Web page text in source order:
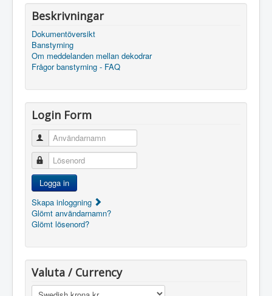
Beskrivningar
Dokumentöversikt
Banstyrning
Om meddelanden mellan dekodrar
Frågor banstyrning - FAQ
Login Form
Användarnamn
Lösenord
Logga in
Skapa inloggning
Glömt användarnamn?
Glömt lösenord?
Valuta / Currency